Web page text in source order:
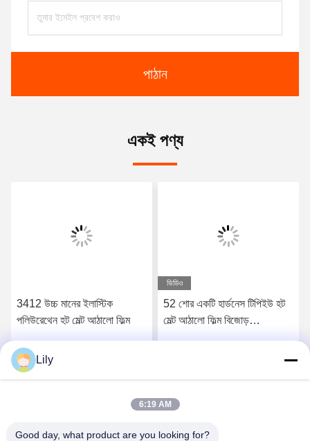
পাঠান
একই পণ্য
3412 উচ্চ মানের ইলাস্টিক
পলিউরেথেন হট মেল্ট আঠালো ফিল্ম
ভিডিও
52 শোর একটি হার্ডনেস টিপিইউ হট
মেল্ট আঠালো ফিল্ম বিজোড়
Lily
6:19 AM
Good day, what product are you looking for?